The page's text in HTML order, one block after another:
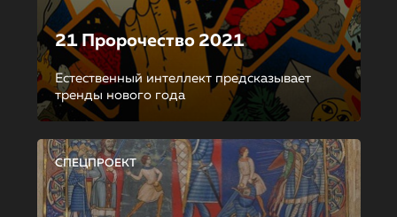
21 Пророчество 2021
Естественный интеллект предсказывает
тренды нового года
СПЕЦПРОЕКТ